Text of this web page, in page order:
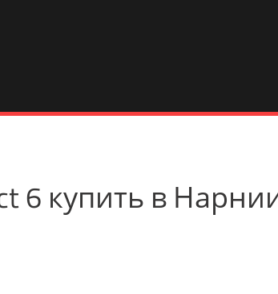
6 купить в